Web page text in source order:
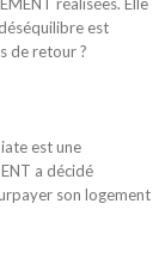
est
de retour ?
est une
a décidé
son logement